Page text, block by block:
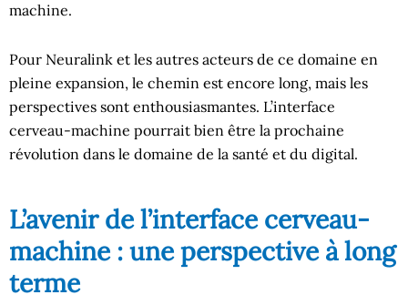
machine.
Pour Neuralink et les autres acteurs de ce domaine en
pleine expansion, le chemin est encore long, mais les
perspectives sont enthousiasmantes. L’interface
cerveau-machine pourrait bien être la prochaine
révolution dans le domaine de la santé et du digital.
L’avenir de l’interface cerveau-
machine : une perspective à long
terme